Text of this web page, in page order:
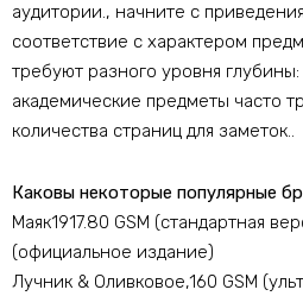
аудитории., начните с
соответствие с характером
требуют разного уровня
академические предметы часто
количества страниц для заметок..
Каковы некоторые популярные
Маяк1917.80 GSM (стандартная
(официальное издание)
Лучник & Оливковое,160 GSM